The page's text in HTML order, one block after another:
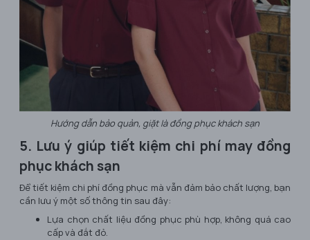
Hướng dẫn bảo quản, giặt là đồng phục khách sạn
5. Lưu ý giúp tiết kiệm chi phí may đồng
phục khách sạn
Để tiết kiệm chi phí đồng phục mà vẫn đảm bảo chất lượng, bạn
cần lưu ý một số thông tin sau đây:
Lựa chọn chất liệu đồng phục phù hợp, không quá cao
cấp và đắt đỏ.